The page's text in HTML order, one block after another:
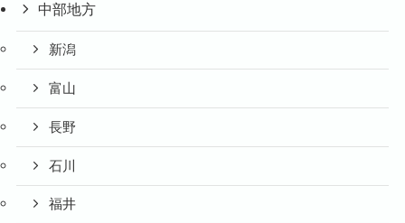
中部地方
新潟
富山
長野
石川
福井